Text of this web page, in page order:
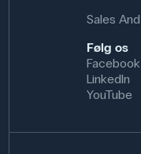
Sales
Følg os
Facebook
LinkedIn
YouTube